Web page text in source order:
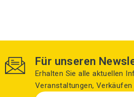
Für unseren
Erhalten Sie alle aktuellen
Veranstaltungen,